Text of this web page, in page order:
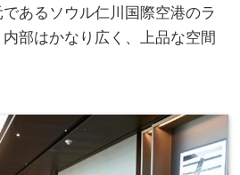
あるソウル仁川国際空港のラ
部はかなり広く、上品な空間